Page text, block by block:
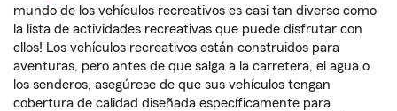
mundo de los vehículos recreativos es casi tan diverso como
la lista de actividades recreativas que puede disfrutar con
ellos! Los vehículos recreativos están construidos para
aventuras, pero antes de que salga a la carretera, el agua o
los senderos, asegúrese de que sus vehículos tengan
cobertura de calidad diseñada específicamente para